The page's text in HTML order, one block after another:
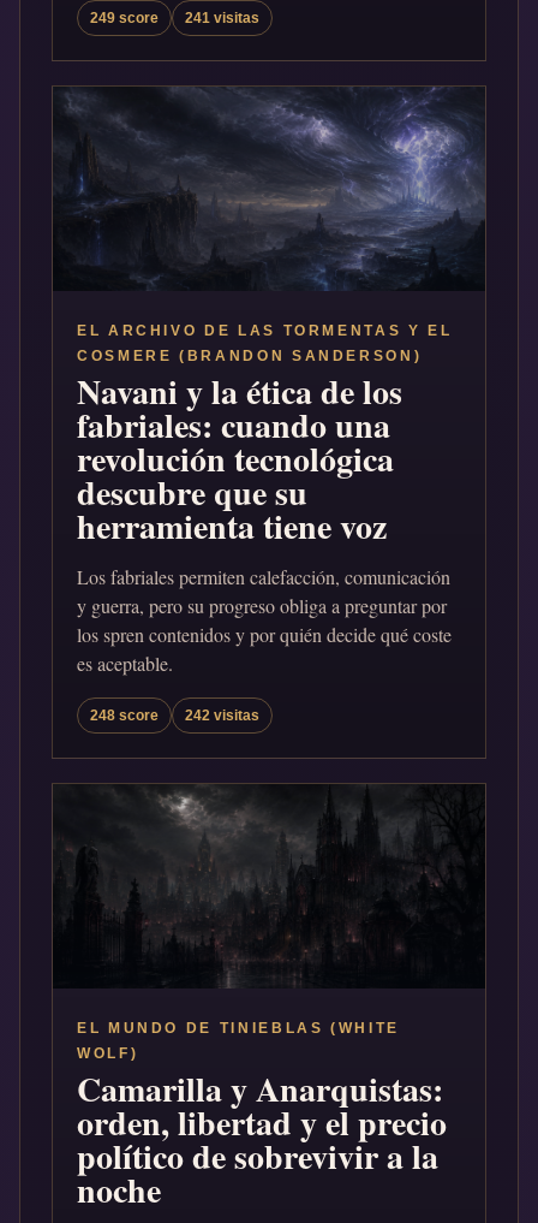
249 score 241 visitas
EL ARCHIVO DE LAS TORMENTAS Y EL
COSMERE (BRANDON SANDERSON)
Navani y la ética de los
fabriales: cuando una
revolución tecnológica
descubre que su
herramienta tiene voz
Los fabriales permiten calefacción, comunicación
y guerra, pero su progreso obliga a preguntar por
los spren contenidos y por quién decide qué coste
es aceptable.
248 score 242 visitas
EL MUNDO DE TINIEBLAS (WHITE
WOLF)
Camarilla y Anarquistas:
orden, libertad y el precio
político de sobrevivir a la
noche